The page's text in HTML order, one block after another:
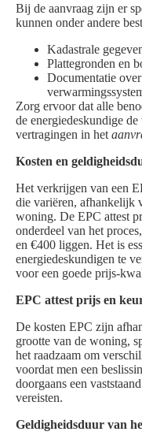
Bij de aanvraag zijn er
kunnen onder andere
Kadastrale
Plattegronden en
Documentatie
Zorg ervoor dat alle
de energiedeskundige
vertragingen in het
Kosten en
Het verkrijgen van een
die variëren, afhankelijk
woning. De EPC attest
onderdeel van het
en €400 liggen. Het is
energiedeskundigen te
voor een goede prijs-
EPC attest prijs en
De kosten EPC zijn
grootte van de woning,
het raadzaam om
voordat men een
doorgaans een
vereisten.
Geldigheidsduur van